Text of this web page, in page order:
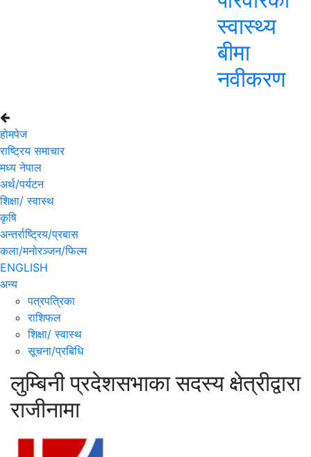
स्वास्थ्य
बीमा
नवीकरण
होमपेज
राष्ट्रिय समाचार
मध्य नेपाल
अर्थ/पर्यटन
शिक्षा/ स्वास्थ
कृषि
अन्तर्राष्ट्रिय/प्रबास
कला/मनोरञ्जन/फिल्म
ENGLISH
अन्य
पत्रपत्रिका
राशिफल
शिक्षा/ स्वास्थ
सूचना/प्रबिधि
लुम्बिनी प्रदेशसभाका सदस्य क्षेत्रीद्वारा
राजीनामा